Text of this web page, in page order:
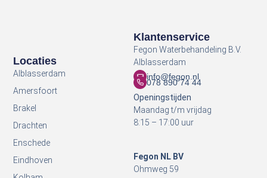
Klantenservice
Fegon Waterbehandeling B.V.
Alblasserdam
info@fegon.nl
078 890 74 44
Openingstijden
Maandag t/m vrijdag
8:15 – 17:00 uur
Fegon NL BV
Ohmweg 59
Locaties
Alblasserdam
Amersfoort
Brakel
Drachten
Enschede
Eindhoven